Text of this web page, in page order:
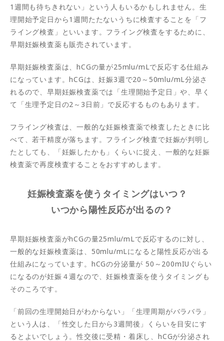
1週間も待ちきれない」という人もいるかもしれません。生
理開始予定日から1週間たたないうちに検査することを「フ
ライング検査」といいます。フライング検査をするために、
早期妊娠検査薬も販売されています。
早期妊娠検査薬は、hCGの量が25mlu/mLで反応する仕組み
になっています。hCGは、妊娠3週で20～50mlu/mL分泌さ
れるので、早期妊娠検査薬では「生理開始予定日」や、早く
て「生理予定日の2～3日前」で反応するものもあります。
フライング検査は、一般的な妊娠検査薬で検査したときに比
べて、若干精度が落ちます。フライング検査で妊娠が判明し
たとしても、「妊娠したかも」くらいに捉え、一般的な妊娠
検査薬で再度検査することをおすすめします。
妊娠検査薬を使うタイミングはいつ？
いつから陽性反応が出るの？
早期妊娠検査薬がhCGの量25mlu/mLで反応するのに対し、
一般的な妊娠検査薬は、50mlu/mLになると陽性反応が出る
仕組みになっています。hCGの分泌量が 50～200mIUぐらい
になるのが妊娠４週なので、妊娠検査薬を使うタイミングも
そのころです。
「前回の生理開始日がわからない」「生理周期がバラバラ」
という人は、「性交した日から3週間後」くらいを目安にす
るとよいでしょう。性交後に受精・着床し、hCGが分泌され